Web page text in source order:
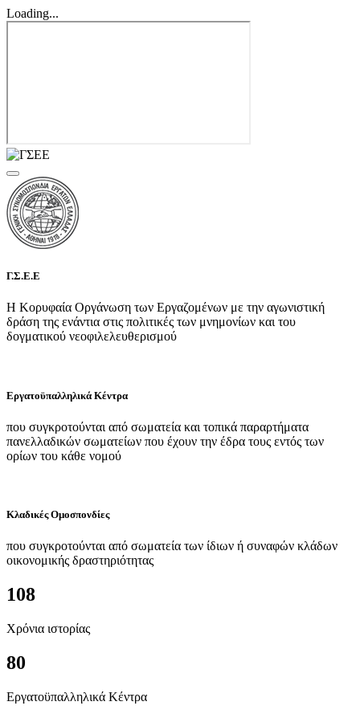
Loading...
Γ.Σ.Ε.Ε
Η Κορυφαία Οργάνωση των Εργαζομένων με την αγωνιστική
δράση της ενάντια στις πολιτικές των μνημονίων και του
δογματικού νεοφιλελευθερισμού
Εργατοϋπαλληλικά Κέντρα
που συγκροτούνται από σωματεία και τοπικά παραρτήματα
πανελλαδικών σωματείων που έχουν την έδρα τους εντός των
ορίων του κάθε νομού
Κλαδικές Ομοσπονδίες
που συγκροτούνται από σωματεία των ίδιων ή συναφών κλάδων
οικονομικής δραστηριότητας
108
Χρόνια ιστορίας
80
Εργατοϋπαλληλικά Κέντρα